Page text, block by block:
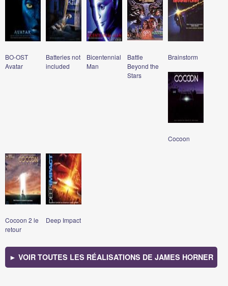
BO-OST
Avatar
Batteries not
included
Bicentennial
Man
Battle
Beyond the
Stars
Brainstorm
Cocoon
Cocoon 2 le
retour
Deep Impact
► VOIR TOUTES LES RÉALISATIONS DE JAMES HORNER